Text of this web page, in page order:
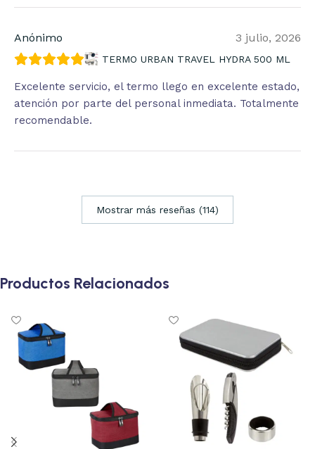
Anónimo 3 julio, 2026
TERMO URBAN TRAVEL HYDRA 500 ML
Excelente servicio, el termo llego en excelente estado,
atención por parte del personal inmediata. Totalmente
recomendable.
Mostrar más reseñas (114)
Productos Relacionados